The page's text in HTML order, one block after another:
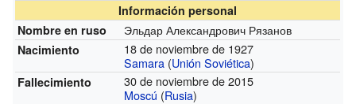
Información personal
Nombre en ruso
Эльдар Александрович Рязанов
Nacimiento
18 de noviembre de 1927
Samara (Unión Soviética)
Fallecimiento
30 de noviembre de 2015
Moscú (Rusia)